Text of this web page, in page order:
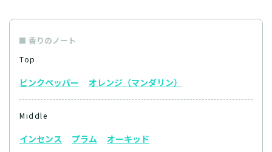
香りのノート
Top
ピンクペッパー オレンジ（マンダリン）
Middle
インセンス プラム オーキッド